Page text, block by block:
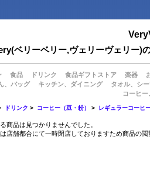
ベリーベリー,ヴェリーヴェリー)
食品 ドリンク 食品ギフトストア 楽器
、バッグ キッチン、ダイニング
タオル、シ
コーヒ
ドリンク > コーヒー（豆・粉） > レギュラーコーヒ
商品は見つかりませんでした。
店舗都合にて一時閉店しておりますため商品の